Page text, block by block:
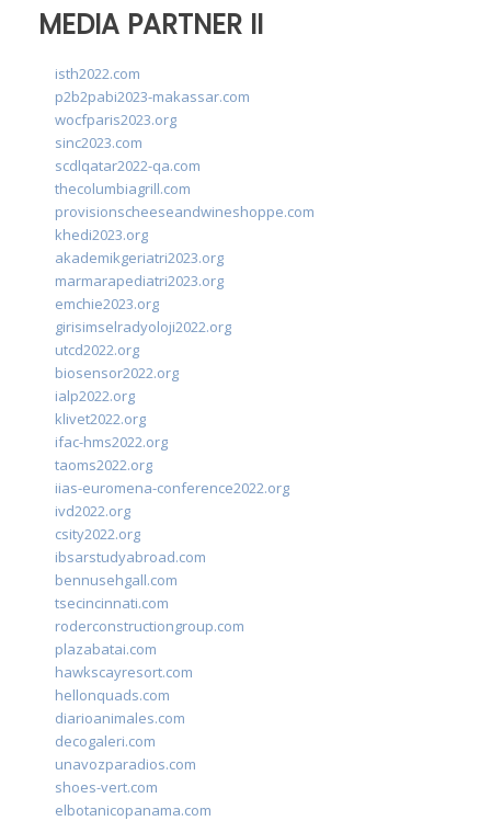
MEDIA PARTNER II
isth2022.com
p2b2pabi2023-makassar.com
wocfparis2023.org
sinc2023.com
scdlqatar2022-qa.com
thecolumbiagrill.com
provisionscheeseandwineshoppe.com
khedi2023.org
akademikgeriatri2023.org
marmarapediatri2023.org
emchie2023.org
girisimselradyoloji2022.org
utcd2022.org
biosensor2022.org
ialp2022.org
klivet2022.org
ifac-hms2022.org
taoms2022.org
iias-euromena-conference2022.org
ivd2022.org
csity2022.org
ibsarstudyabroad.com
bennusehgall.com
tsecincinnati.com
roderconstructiongroup.com
plazabatai.com
hawkscayresort.com
hellonquads.com
diarioanimales.com
decogaleri.com
unavozparadios.com
shoes-vert.com
elbotanicopanama.com